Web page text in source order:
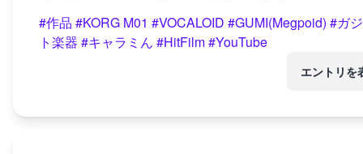
#作品 #KORG M01 #VOCALOID #GUMI(Megpoid) #ガ
ト楽器 #キャラミん #HitFilm#YouTube
エントリを